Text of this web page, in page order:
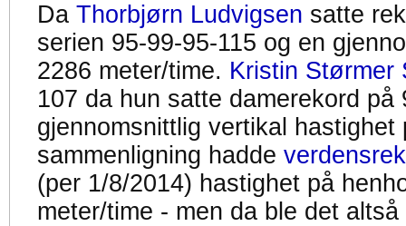
Da Thorbjørn Ludvigsen satte
serien 95-99-95-115 og en
2286 meter/time. Kristin Størmer
107 da hun satte damerekord på
gjennomsnittlig vertikal hastighet
sammenligning hadde
(per 1/8/2014) hastighet på
meter/time - men da ble det